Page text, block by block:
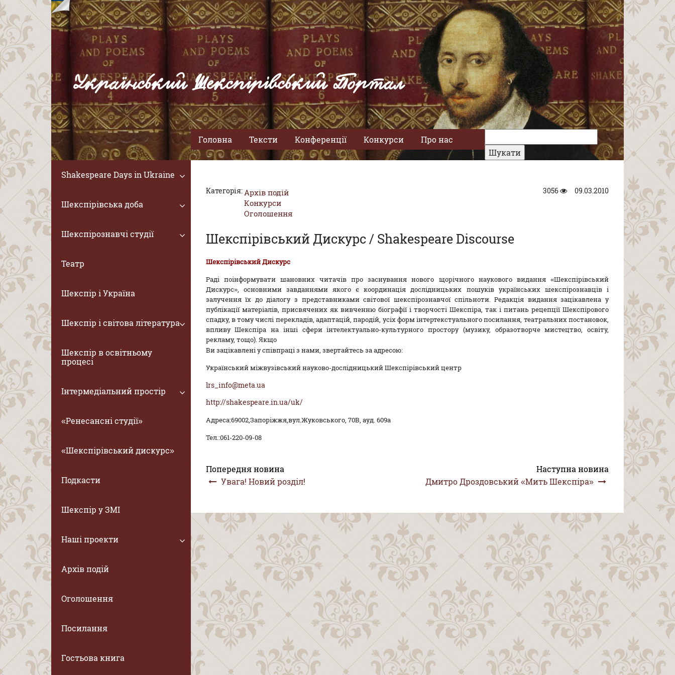
Український Шекспірівський Портал
Головна Тексти Конференції Конкурси Про нас
Shakespeare Days in Ukraine
Шекспірівська доба
Шекспірознавчі студії
Театр
Шекспір і Україна
Шекспір і світова література
Шекспір в освітньому
процесі
Інтермедіальний простір
«Ренесансні студії»
«Шекспірівський дискурс»
Подкасти
Шекспір у ЗМІ
Наші проекти
Архів подій
Оголошення
Посилання
Гостьова книга
Категорія:Архів подій
Конкурси
Оголошення
09.03.2010
3056
Шекспірівський Дискурс / Shakespeare Discourse
Шекспірівський Дискурс
Раді поінформувати шановних читачів про заснування нового щорічного наукового видання «Шекспірівський
Дискурс», основними завданнями якого є координація дослідницьких пошуків українських шекспірознавців і
залучення їх до діалогу з представниками світової шекспірознавчої спільноти. Редакція видання зацікавлена у
публікації матеріалів, присвячених як вивченню біографії і творчості Шекспіра, так і питань рецепції Шекспірового
спадку, в тому числі перекладів, адаптацій, пародій, усіх форм інтертекстуального посилання, театральних постановок,
впливу Шекспіра на інші сфери інтелектуально-культурного простору (музику, образотворче мистецтво, освіту,
рекламу, тощо). Якщо
Ви зацікавлені у співпраці з нами, звертайтесь за адресою:
Український міжвузівський науково-дослідницький Шекспірівський центр
lrs_info@meta.ua
http://shakespeare.in.ua/uk/
Адреса:69002,Запоріжжя,вул.Жуковського, 70B, ауд. 609а
Тел.:061-220-09-08
Попередня новина
Увага! Новий розділ!
Наступна новина
Дмитро Дроздовський «Мить Шекспіра»